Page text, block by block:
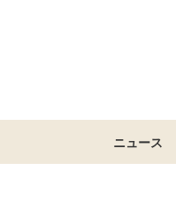
ニュース